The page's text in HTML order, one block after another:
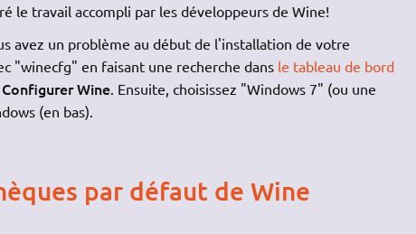
le travail accompli par les développeurs de Wine!
avez un problème au début de l'installation de votre
"winecfg" en faisant une recherche dans le tableau de bord
Configurer Wine. Ensuite, choisissez "Windows 7" (ou une
(en bas).
par défaut de Wine